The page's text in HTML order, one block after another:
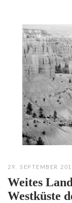
29. SEPTEMBER
Weites
Westküste